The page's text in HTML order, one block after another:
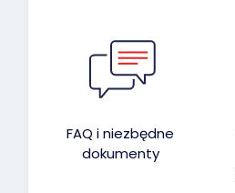
FAQ i niezbędne
dokumenty